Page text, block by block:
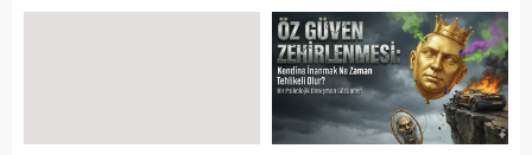
Haziran itibarıyla...